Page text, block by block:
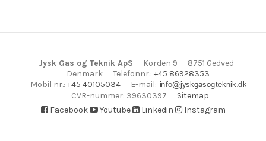
Jysk Gas og Teknik ApS Korden 9
8751 Gedved
Denmark
Telefonnr.: +45 86928353
Mobil nr.: +45 40105034 E-mail:
CVR-nummer: 39630397
Sitemap
Facebook
Youtube Linkedin Instagram